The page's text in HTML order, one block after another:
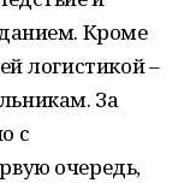
Кроме
логистикой –
За
с
очередь,